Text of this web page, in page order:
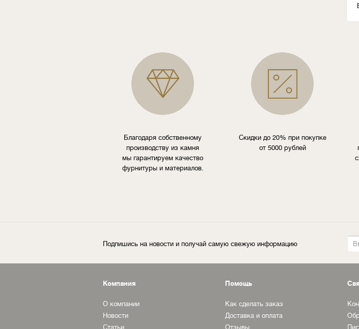
Благодаря собственному
производству из камня
мы гарантируем качество
фурнитуры и материалов.
Скидки до 20% при покупке
от 5000 рублей
Подпишись на новости и получай самую свежую информацию
Компания
О компании
Новости
Статьи
Помощь
Как сделать заказ
Доставка и оплата
Отзывы